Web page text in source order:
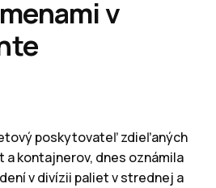
v
poskytovateľ zdieľaných
a kontajnerov, dnes oznámila
v divízii paliet v strednej a